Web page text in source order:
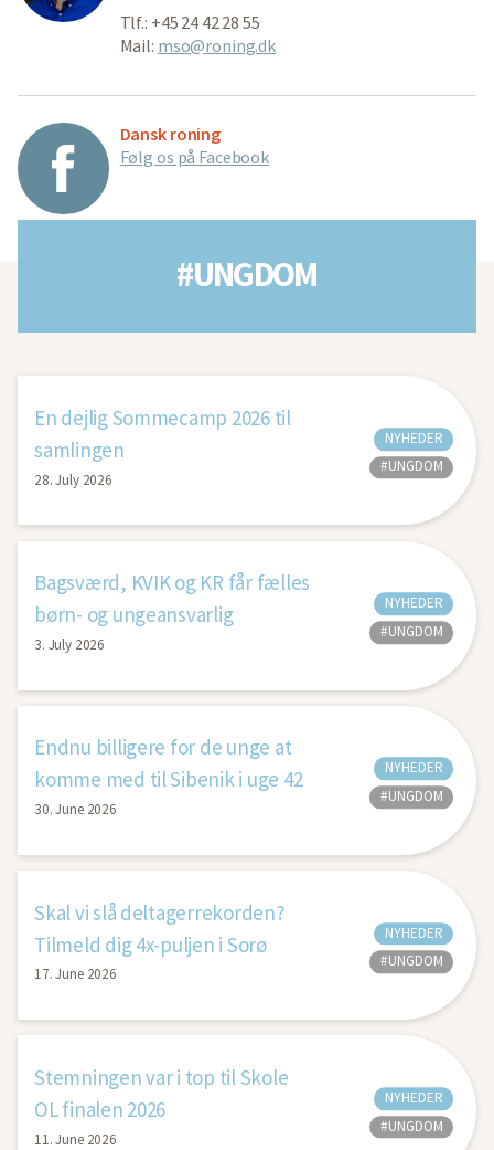
Tlf.: +45 24 42 28 55
Mail: mso@roning.dk
Dansk roning
Følg os på Facebook
#UNGDOM
En dejlig Sommecamp 2026 til
samlingen
28. July 2026
NYHEDER
#UNGDOM
Bagsværd, KVIK og KR får fælles
børn- og ungeansvarlig
3. July 2026
NYHEDER
#UNGDOM
Endnu billigere for de unge at
komme med til Sibenik i uge 42
30. June 2026
NYHEDER
#UNGDOM
Skal vi slå deltagerrekorden?
Tilmeld dig 4x-puljen i Sorø
17. June 2026
NYHEDER
#UNGDOM
Stemningen var i top til Skole
OL finalen 2026
11. June 2026
NYHEDER
#UNGDOM